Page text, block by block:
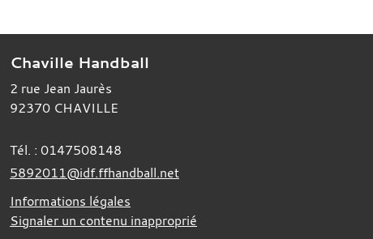
Chaville Handball
2 rue Jean Jaurès
92370 CHAVILLE
Tél. : 0147508148
5892011@idf.ffhandball.net
Informations légales
Signaler un contenu inapproprié